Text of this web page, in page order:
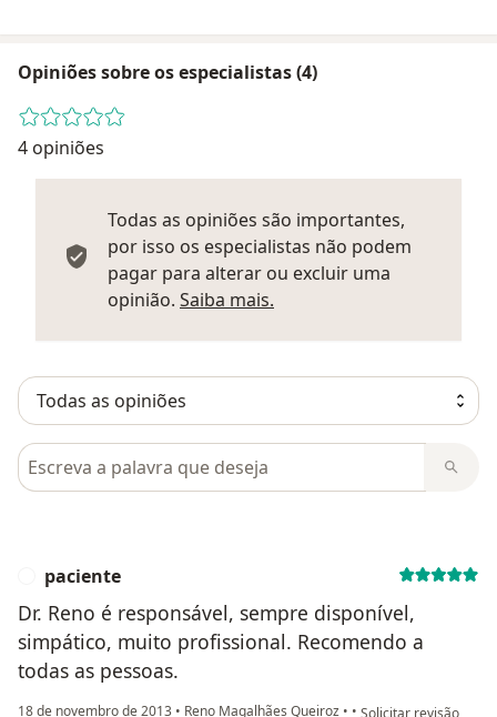
Opiniões sobre os especialistas (4)
4 opiniões
Todas as opiniões são importantes,
por isso os especialistas não podem
pagar para alterar ou excluir uma
opinião. Saiba mais.
Pesquisar em opiniões
paciente
Dr. Reno é responsável, sempre disponível,
simpático, muito profissional. Recomendo a
todas as pessoas.
18 de novembro de 2013 • Reno Magalhães Queiroz • • na opinião do